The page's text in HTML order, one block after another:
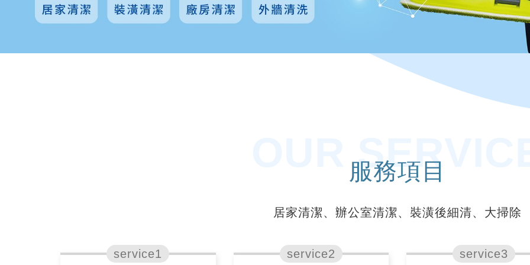
OUR服務項目
居家清潔、辦公室清潔、裝潢後細清、大掃除